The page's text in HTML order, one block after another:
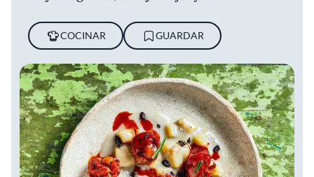
COCINAR GUARDAR